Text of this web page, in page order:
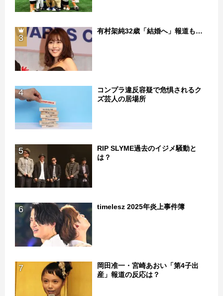
3
有村架純32歳「結婚へ」報道も…
4
コンプラ違反容疑で危惧されるク
ズ芸人の居場所
5
RIP SLYME過去のイジメ騒動と
は？
6 timelesz 2025年炎上事件簿
7
岡田准一・宮崎あおい「第4子出
産」報道の反応は？